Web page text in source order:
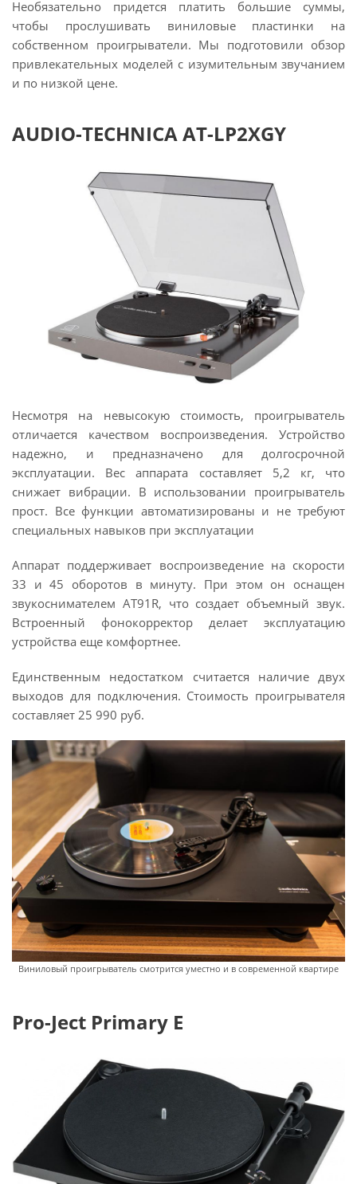
Необязательно придется платить большие суммы,
чтобы прослушивать виниловые пластинки на
собственном проигрыватели. Мы подготовили обзор
привлекательных моделей с изумительным звучанием
и по низкой цене.
AUDIO-TECHNICA AT-LP2XGY
Несмотря на невысокую стоимость, проигрыватель
отличается качеством воспроизведения. Устройство
надежно, и предназначено для долгосрочной
эксплуатации. Вес аппарата составляет 5,2 кг, что
снижает вибрации. В использовании проигрыватель
прост. Все функции автоматизированы и не требуют
специальных навыков при эксплуатации
Аппарат поддерживает воспроизведение на скорости
33 и 45 оборотов в минуту. При этом он оснащен
звукоснимателем AT91R, что создает объемный звук.
Встроенный фонокорректор делает эксплуатацию
устройства еще комфортнее.
Единственным недостатком считается наличие двух
выходов для подключения. Стоимость проигрывателя
составляет 25 990 руб.
Виниловый проигрыватель смотрится уместно и в современной квартире
Pro-Ject Primary E